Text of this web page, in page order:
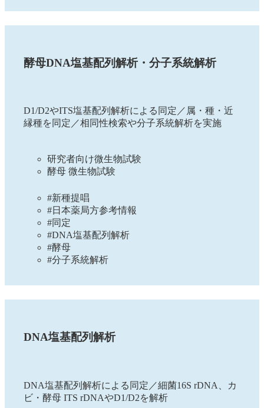
酵母DNA塩基配列解析・分子系統解析
D1/D2やITS塩基配列解析による同定／属・種・近
縁種を同定／相同性検索や分子系統解析を実施
研究者向け微生物試験
酵母 微生物試験
#新種提唱
#日本薬局方参考情報
#同定
#DNA塩基配列解析
#酵母
#分子系統解析
DNA塩基配列解析
DNA塩基配列解析による同定／細菌16S rDNA、カ
ビ・酵母 ITS rDNAやD1/D2を解析